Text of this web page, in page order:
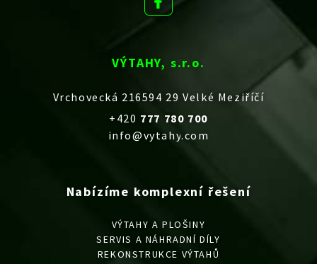
Nabízíme komplexní řešení
VÝTAHY A PLOŠINY
SERVIS A NÁHRADNÍ DÍLY
REKONSTRUKCE VÝTAHŮ
VÝTAHY, s.r.o.
Vrchovecká 216594 29 Velké Meziříčí
+420 777 780 700
info@vytahy.com